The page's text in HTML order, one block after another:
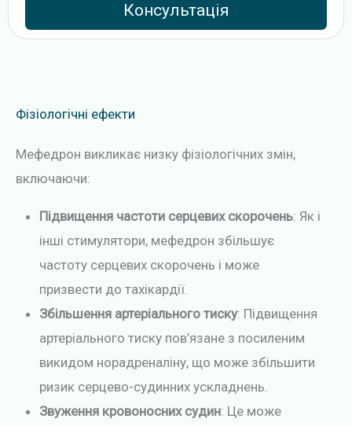
Консультація
Фізіологічні ефекти
Мефедрон викликає низку фізіологічних змін,
включаючи:
Підвищення частоти серцевих скорочень: Як і
інші стимулятори, мефедрон збільшує
частоту серцевих скорочень і може
призвести до тахікардії.
Збільшення артеріального тиску: Підвищення
артеріального тиску пов’язане з посиленим
викидом норадреналіну, що може збільшити
ризик серцево-судинних ускладнень.
Звуження кровоносних судин: Це може